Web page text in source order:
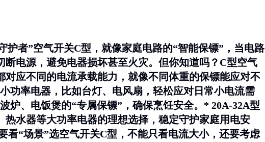
护者”空气开关C型，就像家庭电路的“智能保镖”，当电路
断电源，避免电器损坏甚至火灾。但你知道吗？C型空气
对应不同的电流承载能力，就像不同体重的保镖能应对不
小功率电器，比如台灯、电风扇，轻松应对日常小电流需
炉、电饭煲的“专属保镖”，确保烹饪安全。* 20A-32A型
热水器等大功率电器的理想选择，稳定守护家庭用电安
看“场景”选空气开关C型，不能只看电流大小，还要考虑